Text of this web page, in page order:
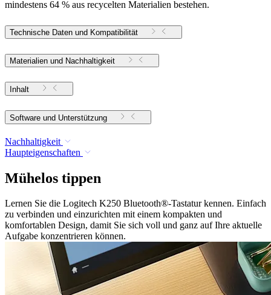
mindestens 64 % aus recycelten Materialien bestehen.
Technische Daten und Kompatibilität
Materialien und Nachhaltigkeit
Inhalt
Software und Unterstützung
Nachhaltigkeit
Haupteigenschaften
Mühelos tippen
Lernen Sie die Logitech K250 Bluetooth®-Tastatur kennen. Einfach
zu verbinden und einzurichten mit einem kompakten und
komfortablen Design, damit Sie sich voll und ganz auf Ihre aktuelle
Aufgabe konzentrieren können.